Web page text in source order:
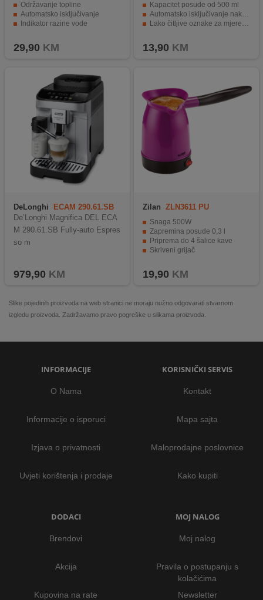
Održavanje topline
Automatsko isključivanje
Indikator razine vode
29,90 KM
Kapacitet posude od 500 ml
Automatsko isključivanje nakon pripreme kave
Lako čitljive oznake za mjerenje kave i vode
13,90 KM
DeLonghi
ECAM 290.61.SB
De’Longhi Magnifica DEL ECA
M 290.61.SB Fully-auto Espres
so m
979,90 KM
Zilan ZLN3611 PU
Snaga 500W
Zapremina posude 0,3 l
Priprema do 4 šalice kave
Skriveni grijač
19,90 KM
Slike pojedinih proizvoda na web stranici ne moraju nužno odgovarati stvarnom
izgledu proizvoda. Zadržavamo pravo pogreške u slikama proizvoda.
INFORMACIJE
O Nama
Informacije o isporuci
Izjava o privatnosti
Uvjeti korištenja i prodaje
KORISNIČKI SERVIS
Kontakt
Mapa sajta
Maloprodajne poslovnice
Kako kupiti
DODACI
Brendovi
Akcija
Kupovina na rate
MOJ NALOG
Moj nalog
Pravila o postupanju s
kolačićima
Newsletter